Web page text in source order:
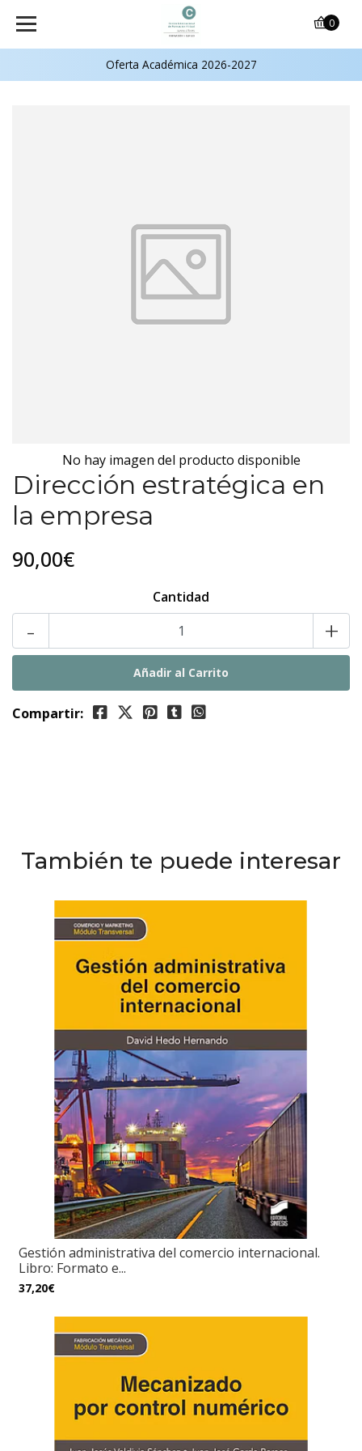
Oferta Académica 2026-2027
0
No hay imagen del producto disponible
Dirección estratégica en
la empresa
90,00€
Cantidad
- +
Compartir:
También te puede interesar
Gestión administrativa del comercio internacional.
Libro: Formato e...
37,20€